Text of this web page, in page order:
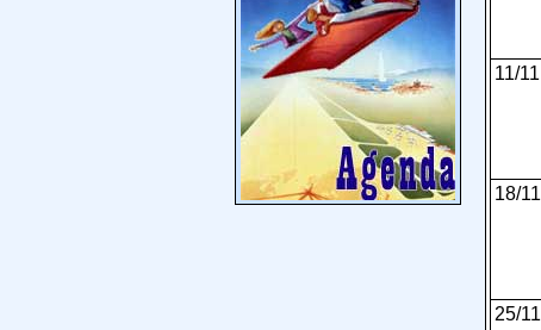
11/11
18/11
25/11